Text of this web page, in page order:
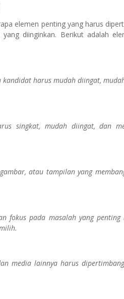
elemen penting yang harus
diinginkan. Berikut adalah
harus mudah diingat,
singkat, mudah diingat, dan
atau tampilan yang
fokus pada masalah yang
media lainnya harus